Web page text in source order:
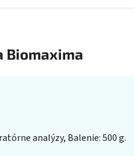
Biomaxima
analýzy, Balenie: 500 g.